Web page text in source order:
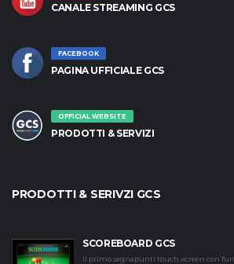
CANALE STREAMING GCS
FACEBOOK
PAGINA UFFICIALE GCS
OFFICIAL WEBSITE
PRODOTTI & SERVIZI
PRODOTTI & SERIVZI GCS
SCOREBOARD GCS
Il primo segnapunti touch-screen con